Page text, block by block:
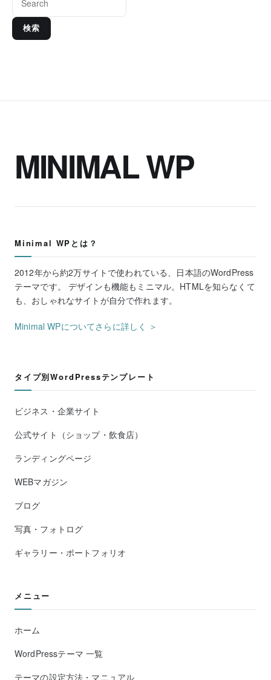
検索
MINIMAL WP
Minimal WPとは？
2012年から約2万サイトで使われている、日本語のWordPress
テーマです。 デザインも機能もミニマル。HTMLを知らなくて
も、おしゃれなサイトが自分で作れます。
Minimal WPについてさらに詳しく ＞
タイプ別WordPressテンプレート
ビジネス・企業サイト
公式サイト（ショップ・飲食店）
ランディングページ
WEBマガジン
ブログ
写真・フォトログ
ギャラリー・ポートフォリオ
メニュー
ホーム
WordPressテーマ 一覧
テーマの設定方法・マニュアル